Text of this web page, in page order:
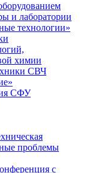
и лаборатории
технологии»
химии
СВЧ
СФУ
проблемы
с